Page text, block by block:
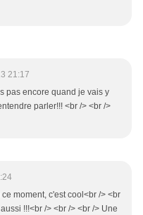
21:17
pas encore quand je vais y
parler!!! <br /> <br />
moment, c'est cool<br /> <br
!!!<br /> <br /> <br /> Une